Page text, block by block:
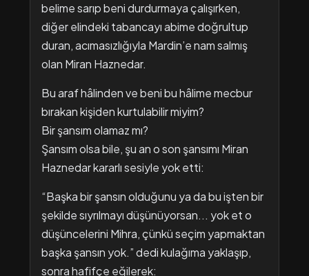
belime sarıp beni durdurmaya çalışırken,
diğer elindeki tabancayı abime doğrultup
duran, acımasızlığıyla Mardin’e nam salmış
olan Miran Haznedar.
Bu araf hâlinden ve beni bu hâlime mecbur
bırakan kişiden kurtulabilir miyim?
Bir şansım olamaz mı?
Şansım olsa bile, şu an o son şansımı Miran
Haznedar kararlı sesiyle yok etti:
“Başka bir şansın olduğunu ya da bu işten bir
şekilde sıyrılmayı düşünüyorsan... yok et o
düşüncelerini Mihra, çünkü seçim yapmaktan
başka şansın yok.” dedi kulağıma yaklaşıp,
sonra hafifçe eğilerek: